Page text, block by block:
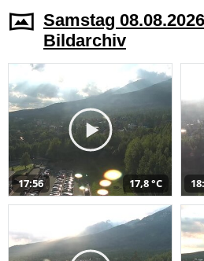
Samstag
Bildarchiv
17:56 17,8 °C